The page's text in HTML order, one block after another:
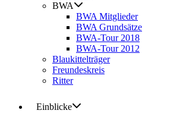
BWA
BWA Mitglieder
BWA Grundsätze
BWA-Tour 2018
BWA-Tour 2012
Blaukittelträger
Freundeskreis
Ritter
Einblicke